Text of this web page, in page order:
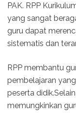
PAK. RPP
yang sangat
guru dapat
sistematis dan
RPP membantu
pembelajaran
peserta
memungkinkan